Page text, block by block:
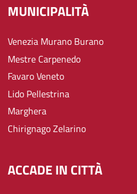
MUNICIPALITÀ
Venezia Murano Burano
Mestre Carpenedo
Favaro Veneto
Lido Pellestrina
Marghera
Chirignago Zelarino
ACCADE IN CITTÀ